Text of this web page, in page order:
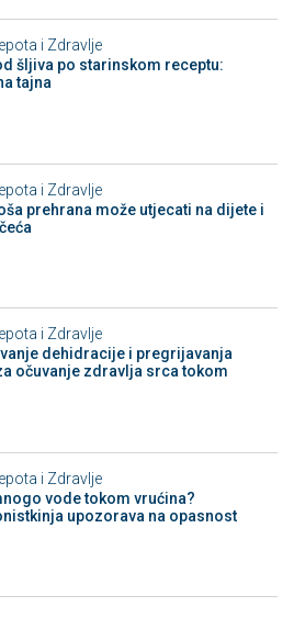
i Zdravlje
šljiva po starinskom receptu:
tajna
i Zdravlje
prehrana može utjecati na dijete i
i Zdravlje
dehidracije i pregrijavanja
očuvanje zdravlja srca tokom
i Zdravlje
vode tokom vrućina?
upozorava na opasnost